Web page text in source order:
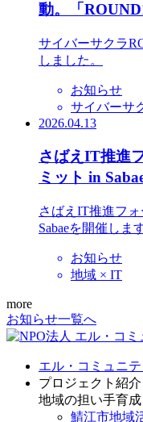
動。「
サイバーサクラ
しました。
お知らせ
サイバーサ
2026.04.13
さばえIT推進
ミット in
さばえIT推進フ
Sabaeを開催しま
お知らせ
地域 × IT
more
お知らせ一覧へ
エル・コミュニ
プロジェクト紹介
地域の担い手育成
鯖江市地域